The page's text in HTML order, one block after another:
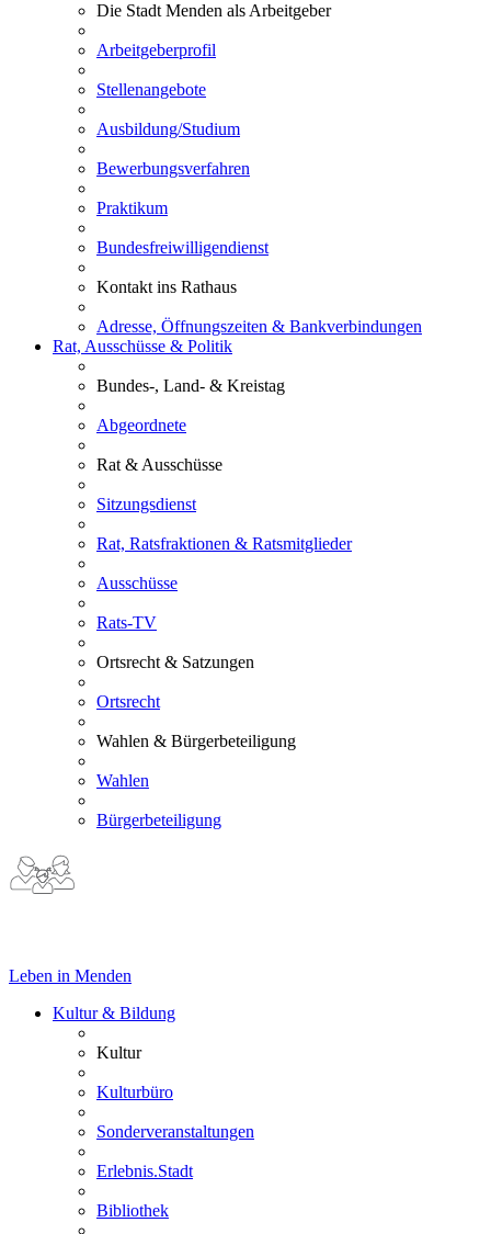
Die Stadt Menden als Arbeitgeber
Arbeitgeberprofil
Stellenangebote
Ausbildung/Studium
Bewerbungsverfahren
Praktikum
Bundesfreiwilligendienst
Kontakt ins Rathaus
Adresse, Öffnungszeiten & Bankverbindungen
Rat, Ausschüsse & Politik
Bundes-, Land- & Kreistag
Abgeordnete
Rat & Ausschüsse
Sitzungsdienst
Rat, Ratsfraktionen & Ratsmitglieder
Ausschüsse
Rats-TV
Ortsrecht & Satzungen
Ortsrecht
Wahlen & Bürgerbeteiligung
Wahlen
Bürgerbeteiligung
Leben in Menden
Kultur & Bildung
Kultur
Kulturbüro
Sonderveranstaltungen
Erlebnis.Stadt
Bibliothek